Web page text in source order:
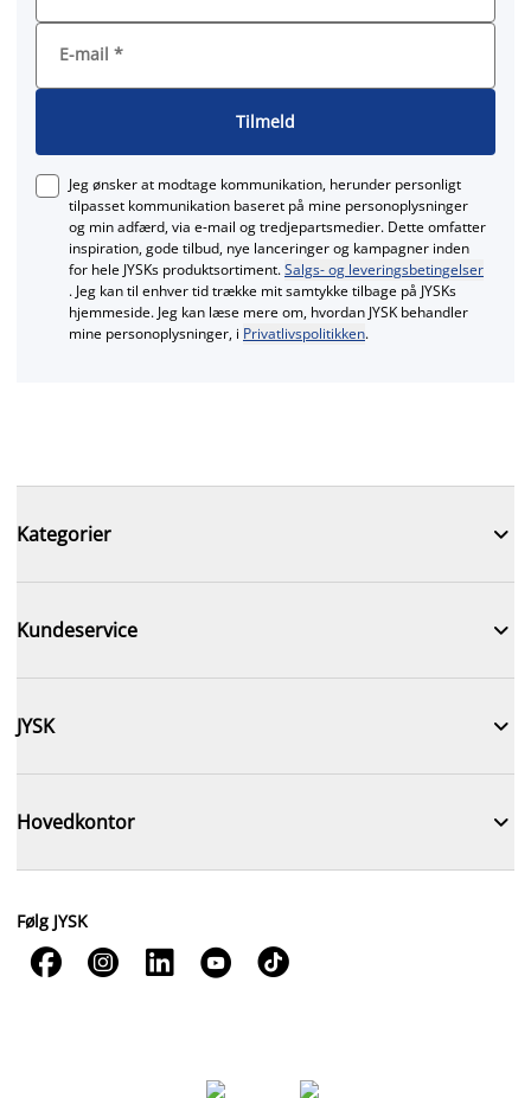
E-mail *
Tilmeld
Jeg ønsker at modtage kommunikation, herunder personligt
tilpasset kommunikation baseret på mine personoplysninger
og min adfærd, via e‑mail og tredjepartsmedier. Dette omfatter
inspiration, gode tilbud, nye lanceringer og kampagner inden
for hele JYSKs produktsortiment.Salgs- og leveringsbetingelser
. Jeg kan til enhver tid trække mit samtykke tilbage på JYSKs
hjemmeside. Jeg kan læse mere om, hvordan JYSK behandler
mine personoplysninger, i Privatlivspolitikken.
Kategorier 
Kundeservice 
JYSK 
Hovedkontor 
Følg JYSK
    